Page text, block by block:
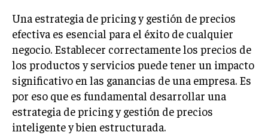
MARKETING DIGITAL
VENTAS Y PERSUASIÓN
GESTIÓN DE PRODUCTOS
COMUNICACIÓN CORPORATIVA
Una estrategia de pricing y gestión de precios
efectiva es esencial para el éxito de cualquier
negocio. Establecer correctamente los precios de
los productos y servicios puede tener un impacto
significativo en las ganancias de una empresa. Es
por eso que es fundamental desarrollar una
estrategia de pricing y gestión de precios
inteligente y bien estructurada.